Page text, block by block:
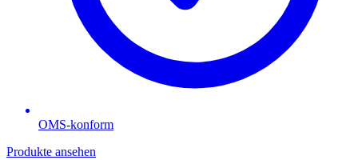
OMS-konform
Produkte ansehen